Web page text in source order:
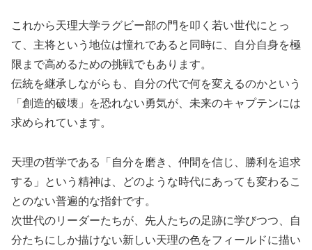
これから天理大学ラグビー部の門を叩く若い世代にとっ
て、主将という地位は憧れであると同時に、自分自身を極
限まで高めるための挑戦でもあります。
伝統を継承しながらも、自分の代で何を変えるのかという
「創造的破壊」を恐れない勇気が、未来のキャプテンには
求められています。
天理の哲学である「自分を磨き、仲間を信じ、勝利を追求
する」という精神は、どのような時代にあっても変わるこ
とのない普遍的な指針です。
次世代のリーダーたちが、先人たちの足跡に学びつつ、自
分たちにしか描けない新しい天理の色をフィールドに描い